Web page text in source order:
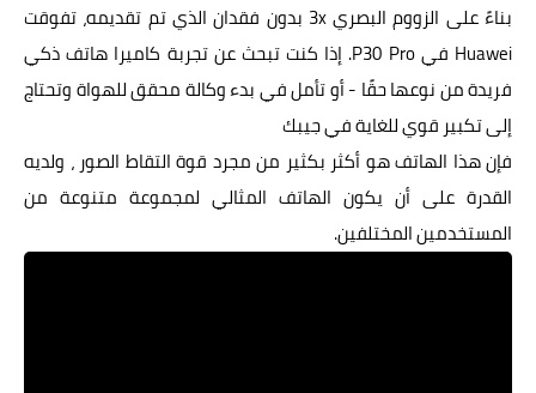
بناءً على الزووم البصري 3x بدون فقدان الذي تم تقديمه، تفوقت
Huawei في P30 Pro. إذا كنت تبحث عن تجربة كاميرا هاتف ذكي
فريدة من نوعها حقًا - أو تأمل في بدء وكالة محقق للهواة وتحتاج
إلى تكبير قوي للغاية في جيبك
فإن هذا الهاتف هو أكثر بكثير من مجرد قوة التقاط الصور ، ولديه
القدرة على أن يكون الهاتف المثالي لمجموعة متنوعة من
المستخدمين المختلفين.